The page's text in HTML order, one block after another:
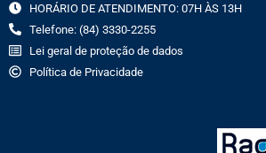
HORÁRIO DE ATENDIMENTO: 07H ÀS 13H
Telefone: (84) 3330-2255
Lei geral de proteção de dados
Política de Privacidade